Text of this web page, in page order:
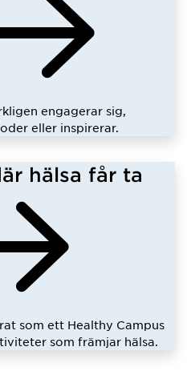
engagerar sig,
eller inspirerar.
hälsa får ta
som ett Healthy Campus
som främjar hälsa.